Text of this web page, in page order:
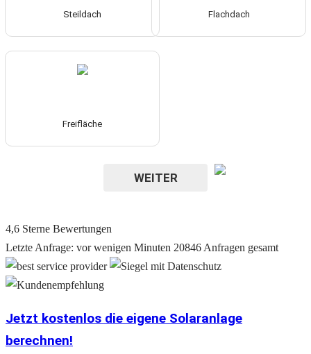
Steildach Flachdach
Freifläche
WEITER
4,6 Sterne Bewertungen
Letzte Anfrage: vor wenigen Minuten 20846 Anfragen gesamt
Jetzt kostenlos die eigene Solaranlage
berechnen!